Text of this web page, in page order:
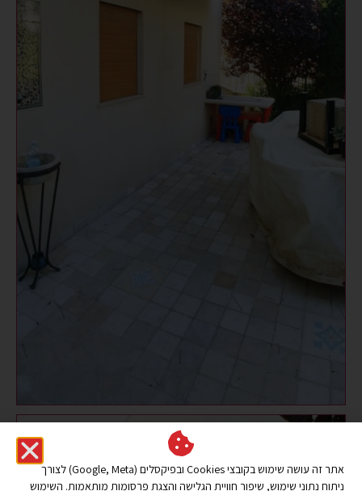
אתר זה עושה שימוש בקובצי Cookies ובפיקסלים (Google, Meta) לצורך
ניתוח נתוני שימוש, שיפור חוויית הגלישה והצגת פרסומות מותאמות. השימוש